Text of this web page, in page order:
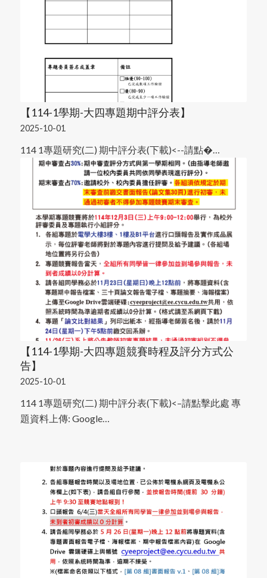
【114-1學期-大四專題期中評分表】
2025-10-01
114 1專題研究(二) 期中評分表(下載)<--請點�…
【114-1學期-大四專題競賽時程及評分方式公
告】
2025-10-01
114 1專題研究(二) 期中評分表(下載)<–請點擊此處 專
題資料上傳: Google…